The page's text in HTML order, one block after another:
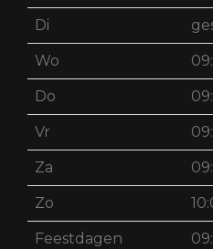
Di
Wo
Do
Vr
Za
Zo
Feestdagen